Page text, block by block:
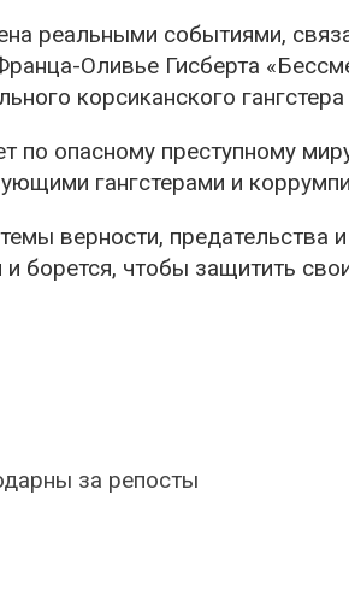
​​реальными событиями,
Оливье Гисберта
корсиканского
по опасному преступному
гангстерами и
верности, предательства
борется, чтобы защитить
за репосты